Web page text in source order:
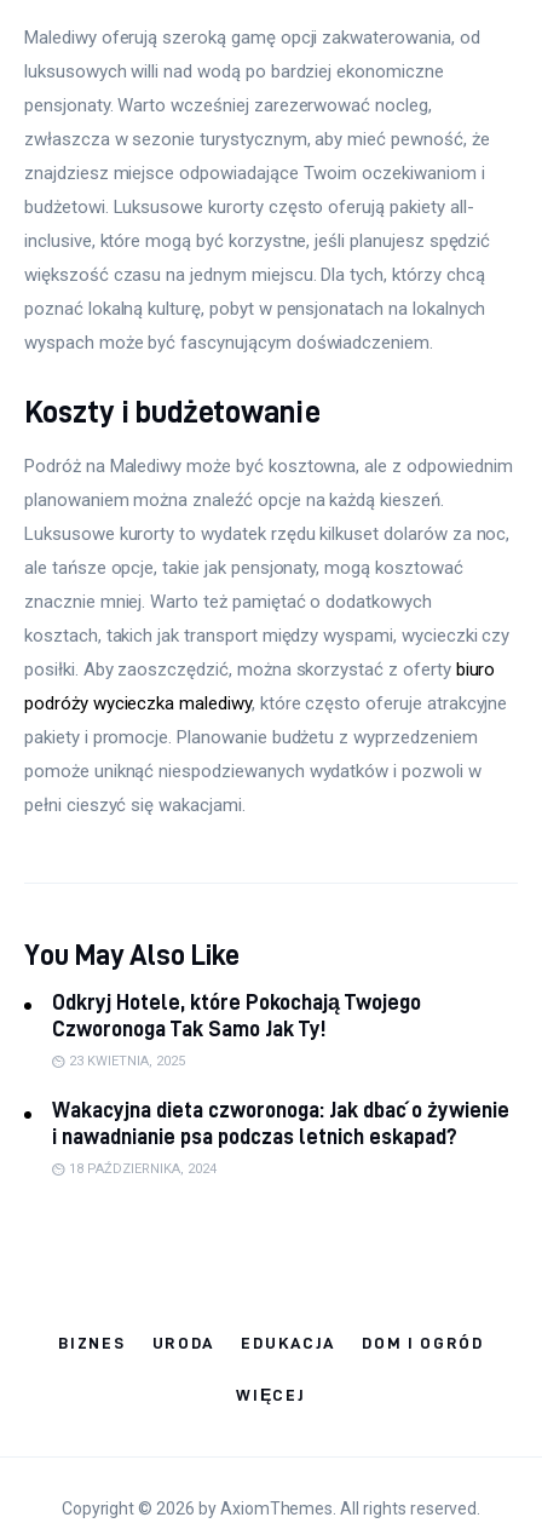
Malediwy oferują szeroką gamę opcji zakwaterowania, od
luksusowych willi nad wodą po bardziej ekonomiczne
pensjonaty. Warto wcześniej zarezerwować nocleg,
zwłaszcza w sezonie turystycznym, aby mieć pewność, że
znajdziesz miejsce odpowiadające Twoim oczekiwaniom i
budżetowi. Luksusowe kurorty często oferują pakiety all-
inclusive, które mogą być korzystne, jeśli planujesz spędzić
większość czasu na jednym miejscu. Dla tych, którzy chcą
poznać lokalną kulturę, pobyt w pensjonatach na lokalnych
wyspach może być fascynującym doświadczeniem.
Koszty i budżetowanie
Podróż na Malediwy może być kosztowna, ale z odpowiednim
planowaniem można znaleźć opcje na każdą kieszeń.
Luksusowe kurorty to wydatek rzędu kilkuset dolarów za noc,
ale tańsze opcje, takie jak pensjonaty, mogą kosztować
znacznie mniej. Warto też pamiętać o dodatkowych
kosztach, takich jak transport między wyspami, wycieczki czy
posiłki. Aby zaoszczędzić, można skorzystać z oferty biuro
podróży wycieczka malediwy, które często oferuje atrakcyjne
pakiety i promocje. Planowanie budżetu z wyprzedzeniem
pomoże uniknąć niespodziewanych wydatków i pozwoli w
pełni cieszyć się wakacjami.
You May Also Like
Odkryj Hotele, które Pokochają Twojego
Czworonoga Tak Samo Jak Ty!
23 KWIETNIA, 2025
Wakacyjna dieta czworonoga: Jak dbać o żywienie
i nawadnianie psa podczas letnich eskapad?
18 PAŹDZIERNIKA, 2024
BIZNES URODA EDUKACJA DOM I OGRÓD
WIĘCEJ
Copyright © 2026 by AxiomThemes. All rights reserved.